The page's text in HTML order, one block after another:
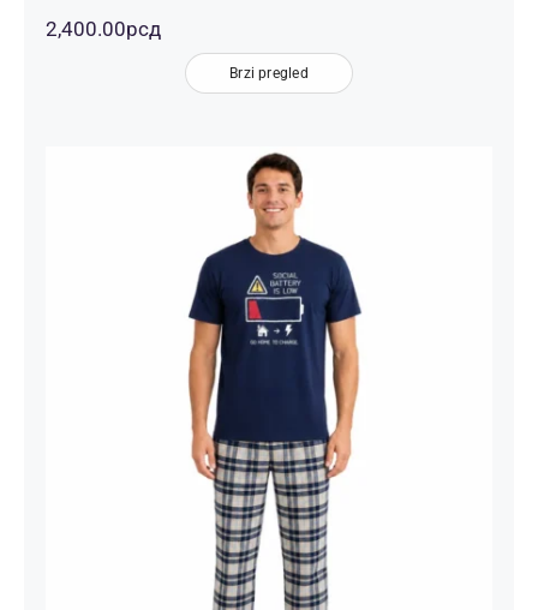
2,400.00рсд
Brzi pregled
Muška Pidžama Social Battery Teget
Sivi Karirani – Kratki Rukav | Bear
Underwear